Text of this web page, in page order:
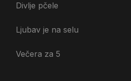
Divlje pčele
Ljubav je na selu
Večera za 5